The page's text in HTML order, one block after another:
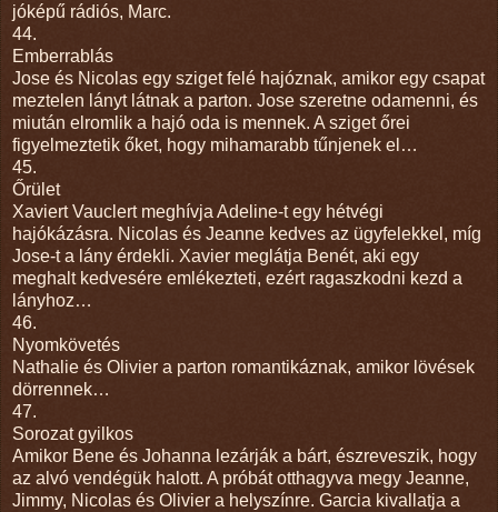
jóképű rádiós, Marc.
44.
Emberrablás
Jose és Nicolas egy sziget felé hajóznak, amikor egy csapat
meztelen lányt látnak a parton. Jose szeretne odamenni, és
miután elromlik a hajó oda is mennek. A sziget őrei
figyelmeztetik őket, hogy mihamarabb tűnjenek el…
45.
Őrület
Xaviert Vauclert meghívja Adeline-t egy hétvégi
hajókázásra. Nicolas és Jeanne kedves az ügyfelekkel, míg
Jose-t a lány érdekli. Xavier meglátja Benét, aki egy
meghalt kedvesére emlékezteti, ezért ragaszkodni kezd a
lányhoz…
46.
Nyomkövetés
Nathalie és Olivier a parton romantikáznak, amikor lövések
dörrennek…
47.
Sorozat gyilkos
Amikor Bene és Johanna lezárják a bárt, észreveszik, hogy
az alvó vendégük halott. A próbát otthagyva megy Jeanne,
Jimmy, Nicolas és Olivier a helyszínre. Garcia kivallatja a